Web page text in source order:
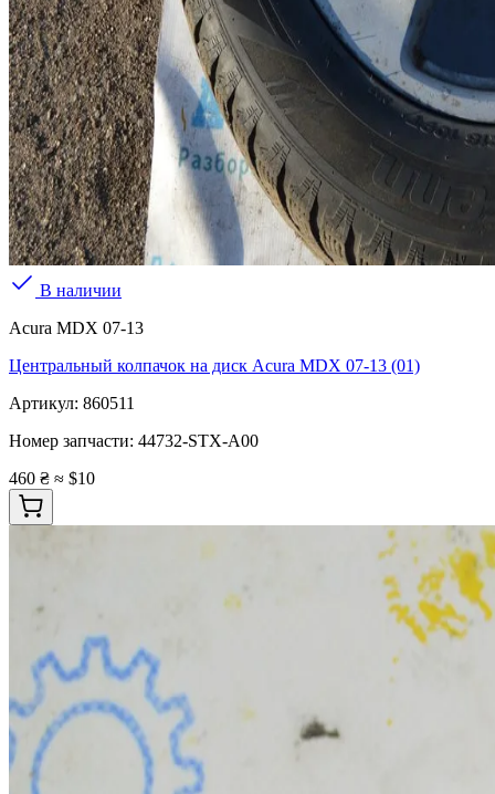
В наличии
Acura MDX 07-13
Центральный колпачок на диск Acura MDX 07-13 (01)
Артикул: 860511
Номер запчасти: 44732-STX-A00
460 ₴ ≈ $10